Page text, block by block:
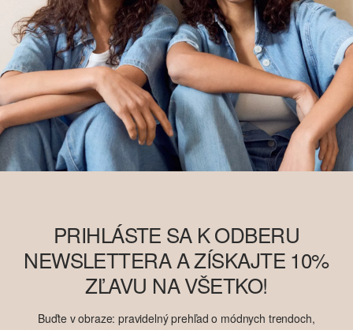
PRIHLÁSTE SA K ODBERU
NEWSLETTERA A ZÍSKAJTE 10%
ZĽAVU NA VŠETKO!
Buďte v obraze: pravidelný prehľad o módnych trendoch,